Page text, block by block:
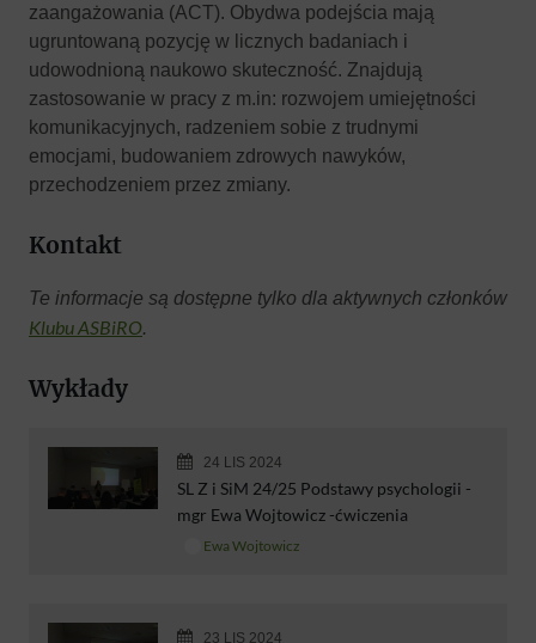
zaangażowania (ACT). Obydwa podejścia mają
ugruntowaną pozycję w licznych badaniach i
udowodnioną naukowo skuteczność. Znajdują
zastosowanie w pracy z m.in: rozwojem umiejętności
komunikacyjnych, radzeniem sobie z trudnymi
emocjami, budowaniem zdrowych nawyków,
przechodzeniem przez zmiany.
Kontakt
Te informacje są dostępne tylko dla aktywnych członków
Klubu ASBiRO.
Wykłady
24 LIS 2024
SL Z i SiM 24/25 Podstawy psychologii -
mgr Ewa Wojtowicz -ćwiczenia
Ewa Wojtowicz
23 LIS 2024